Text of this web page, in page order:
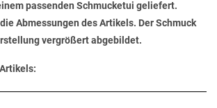
passenden Schmucketui geliefert.
Abmessungen des Artikels. Der Schmuck
vergrößert abgebildet.